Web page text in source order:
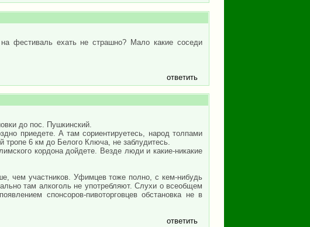
фестиваль ехать не страшно? Мало какие соседи
ответить
до пос. Пушкинский.
приедете. А там сориентируетесь, народ толпами
тропе 6 км до Белого Ключа, не заблудитесь.
кордона дойдете. Везде люди и какие-никакие
чем участников. Уфимцев тоже полно, с кем-нибудь
там алкоголь не употребляют. Слухи о всеобщем
спонсоров-пивоторговцев обстановка не в
ответить